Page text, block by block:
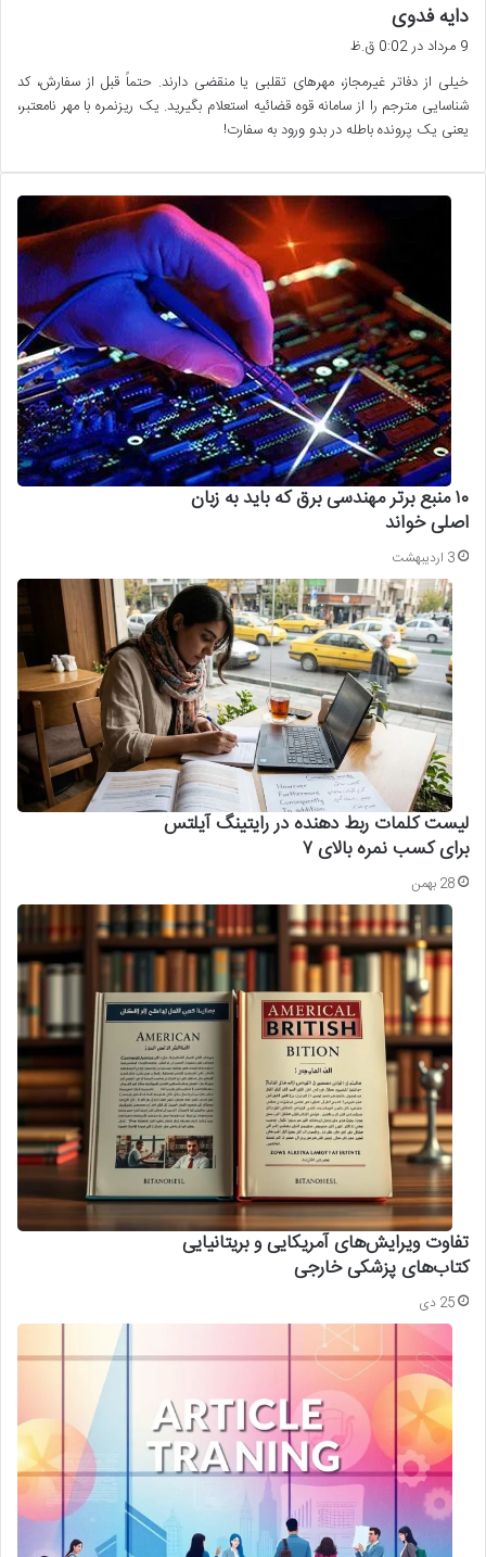
دایه فدوی
ف
:
9 مرداد در 0:02 ق.ظ
خیلی از دفاتر غیرمجاز، مهرهای تقلبی یا منقضی دارند. حتماً قبل از سفارش، کد
شناسایی مترجم را از سامانه قوه قضائیه استعلام بگیرید. یک ریزنمره با مهر نامعتبر،
یعنی یک پرونده باطله در بدو ورود به سفارت!
۱۰ منبع برتر مهندسی برق که باید به زبان
اصلی خواند
3 اردیبهشت
لیست کلمات ربط دهنده در رایتینگ آیلتس
برای کسب نمره بالای ۷
28 بهمن
تفاوت ویرایش‌های آمریکایی و بریتانیایی
کتاب‌های پزشکی خارجی
25 دی